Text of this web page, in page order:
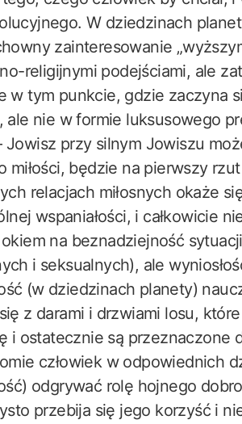
W dziedzinach
zainteresowanie
religijnymi podejściami, ale
w tym punkcie, gdzie zaczyna
nie w formie luksusowego
Jowisz przy silnym Jowiszu
miłości, będzie na pierwszy
relacjach miłosnych okaże
wspaniałości, i całkowicie
na beznadziejność
i seksualnych), ale
(w dziedzinach planety)
z darami i drzwiami losu,
i ostatecznie są przeznaczone
człowiek w odpowiednich
odgrywać rolę hojnego
przebija się jego korzyść i